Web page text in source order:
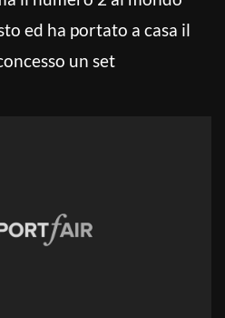
ed ha portato a casa il
un set